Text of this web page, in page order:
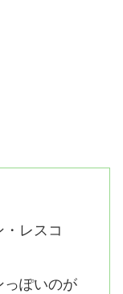
レスコ
っぽいのが